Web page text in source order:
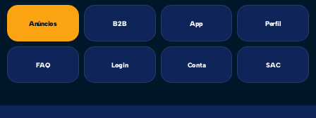
Anúncios B2B App Perfil
FAQ Login Conta SAC